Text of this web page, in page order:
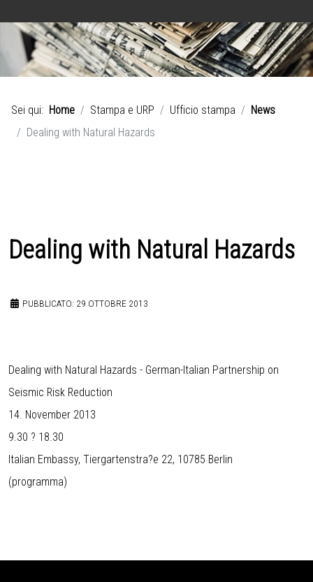
Sei qui: Home Stampa e URP Ufficio stampa
News
Dealing with Natural Hazards
Dealing with Natural Hazards
PUBBLICATO: 29 OTTOBRE 2013
Dealing with Natural Hazards - German-Italian Partnership on
Seismic Risk Reduction
14. November 2013
9.30 ? 18.30
Italian Embassy, Tiergartenstra?e 22, 10785 Berlin
(programma)